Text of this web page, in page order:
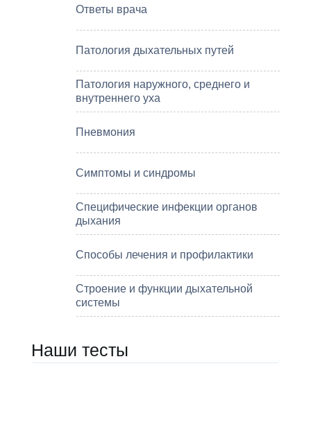
Ответы врача
Патология дыхательных путей
Патология наружного, среднего и
внутреннего уха
Пневмония
Симптомы и синдромы
Специфические инфекции органов
дыхания
Способы лечения и профилактики
Строение и функции дыхательной
системы
Наши тесты